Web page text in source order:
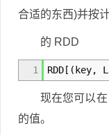
合适的东西)并按
的 RDD
1 RDD [ ( key,
现在您可以
的值。